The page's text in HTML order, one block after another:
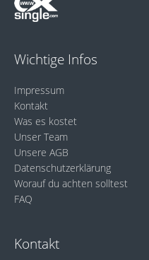
Wichtige Infos
Impressum
Kontakt
Was es kostet
Unser Team
Unsere AGB
Datenschutzerklärung
Worauf du achten solltest
FAQ
Kontakt